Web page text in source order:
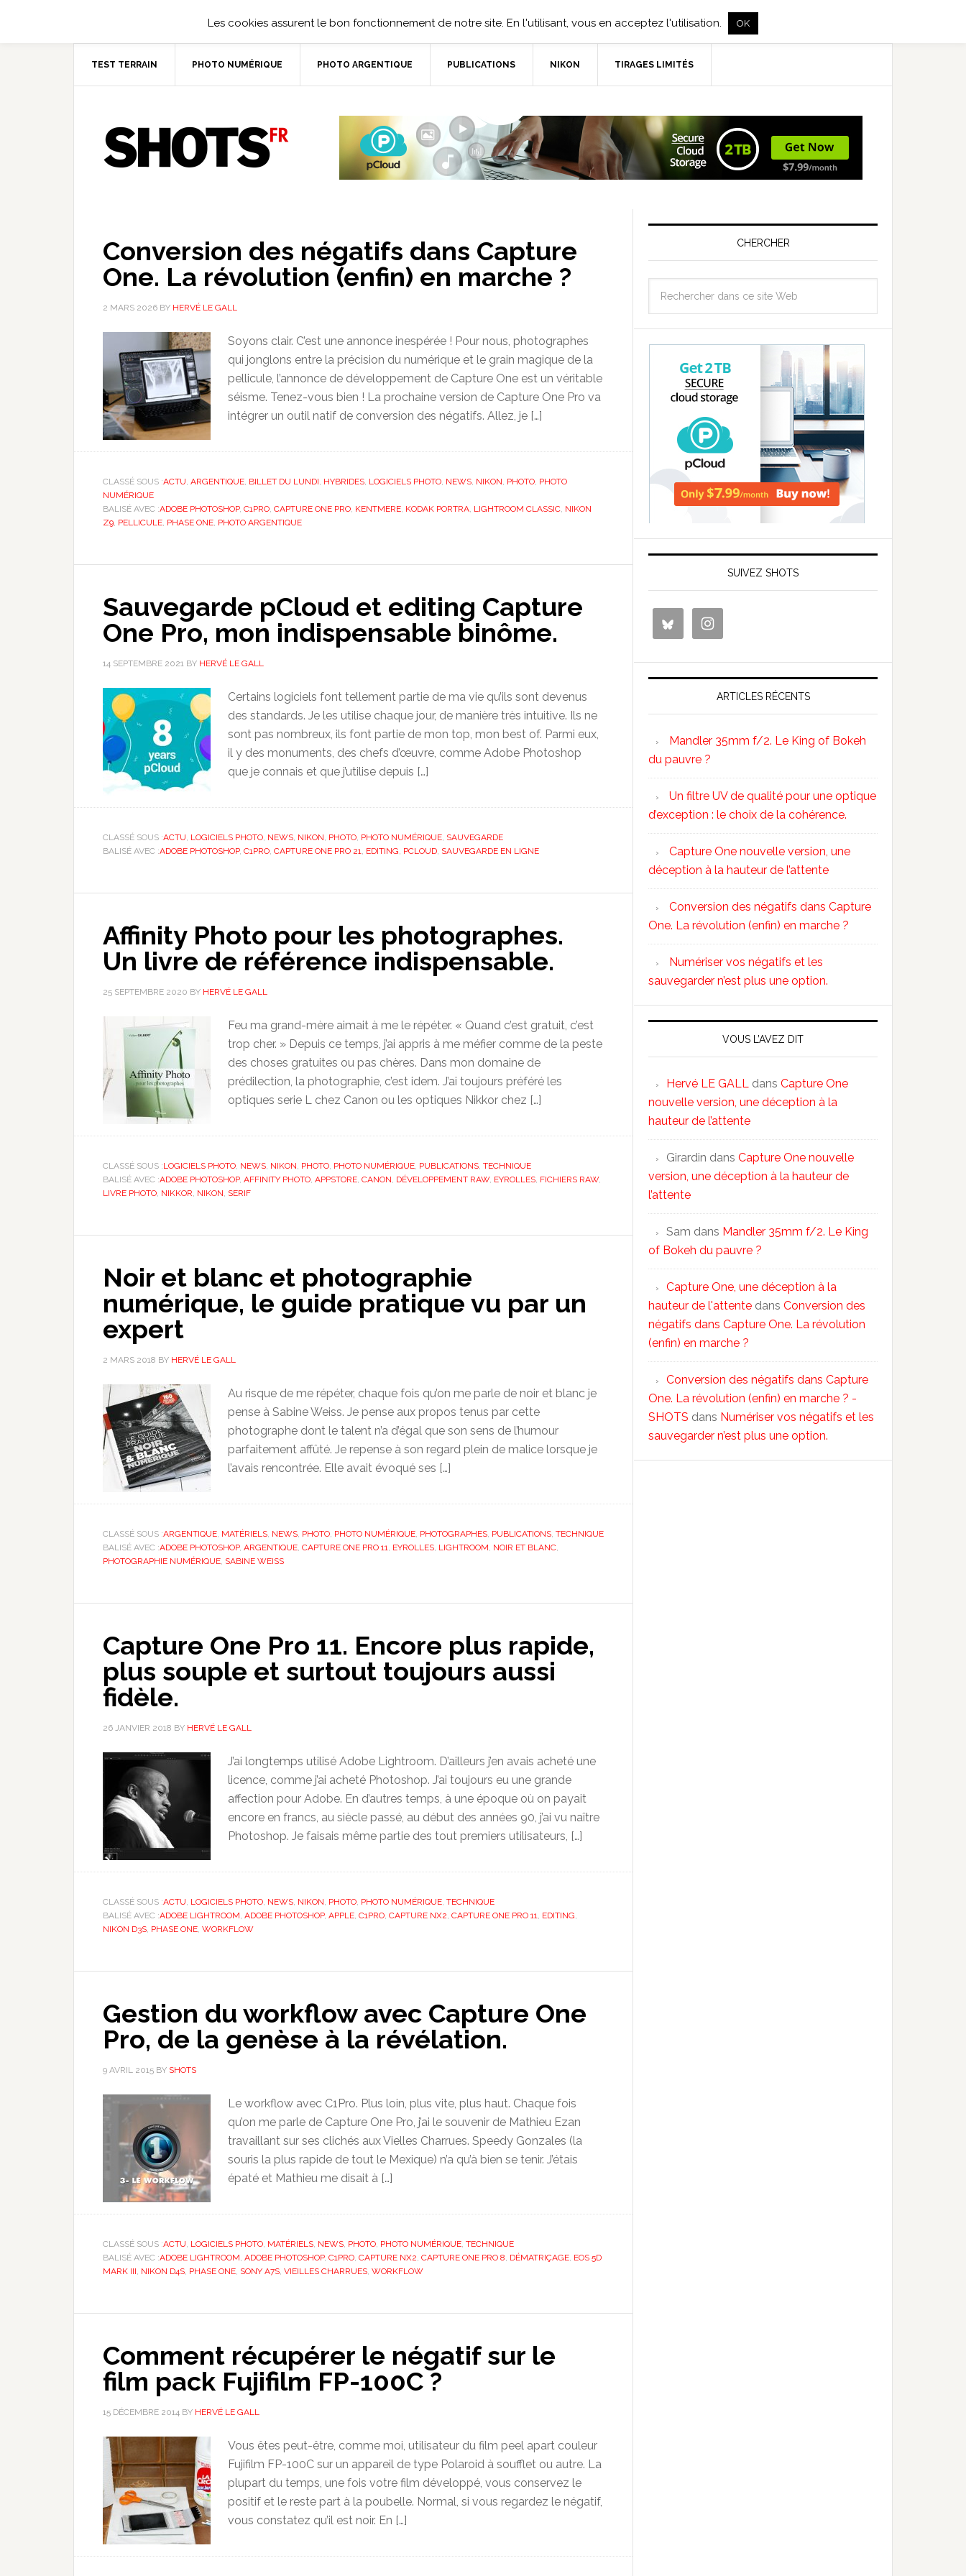
TEST TERRAIN PHOTO NUMÉRIQUE PHOTO ARGENTIQUE PUBLICATIONS NIKON TIRAGES LIMITÉS
Conversion des négatifs dans Capture
One. La révolution (enfin) en marche ?
2 MARS 2026 BY HERVÉ LE GALL
Soyons clair. C’est une annonce inespérée ! Pour nous, photographes
qui jonglons entre la précision du numérique et le grain magique de la
pellicule, l’annonce de développement de Capture One est un véritable
séisme. Tenez-vous bien ! La prochaine version de Capture One Pro va
intégrer un outil natif de conversion des négatifs. Allez, je […]
CLASSÉ SOUS :ACTU, ARGENTIQUE, BILLET DU LUNDI, HYBRIDES, LOGICIELS PHOTO, NEWS, NIKON, PHOTO, PHOTO
NUMÉRIQUE
BALISÉ AVEC :ADOBE PHOTOSHOP, C1PRO, CAPTURE ONE PRO, KENTMERE, KODAK PORTRA, LIGHTROOM CLASSIC, NIKON
Z9, PELLICULE, PHASE ONE, PHOTO ARGENTIQUE
Sauvegarde pCloud et editing Capture
One Pro, mon indispensable binôme.
14 SEPTEMBRE 2021 BY HERVÉ LE GALL
Certains logiciels font tellement partie de ma vie qu’ils sont devenus
des standards. Je les utilise chaque jour, de manière très intuitive. Ils ne
sont pas nombreux, ils font partie de mon top, mon best of. Parmi eux,
il y des monuments, des chefs d’œuvre, comme Adobe Photoshop
que je connais et que j’utilise depuis […]
CLASSÉ SOUS :ACTU, LOGICIELS PHOTO, NEWS, NIKON, PHOTO, PHOTO NUMÉRIQUE, SAUVEGARDE
BALISÉ AVEC :ADOBE PHOTOSHOP, C1PRO, CAPTURE ONE PRO 21, EDITING, PCLOUD, SAUVEGARDE EN LIGNE
Affinity Photo pour les photographes.
Un livre de référence indispensable.
25 SEPTEMBRE 2020 BY HERVÉ LE GALL
Feu ma grand-mère aimait à me le répéter. « Quand c’est gratuit, c’est
trop cher. » Depuis ce temps, j’ai appris à me méfier comme de la peste
des choses gratuites ou pas chères. Dans mon domaine de
prédilection, la photographie, c’est idem. J’ai toujours préféré les
optiques serie L chez Canon ou les optiques Nikkor chez […]
CLASSÉ SOUS :LOGICIELS PHOTO, NEWS, NIKON, PHOTO, PHOTO NUMÉRIQUE, PUBLICATIONS, TECHNIQUE
BALISÉ AVEC :ADOBE PHOTOSHOP, AFFINITY PHOTO, APPSTORE, CANON, DÉVELOPPEMENT RAW, EYROLLES, FICHIERS RAW,
LIVRE PHOTO, NIKKOR, NIKON, SERIF
Noir et blanc et photographie
numérique, le guide pratique vu par un
expert
2 MARS 2018 BY HERVÉ LE GALL
Au risque de me répéter, chaque fois qu’on me parle de noir et blanc je
pense à Sabine Weiss. Je pense aux propos tenus par cette
photographe dont le talent n’a d’égal que son sens de l’humour
parfaitement affûté. Je repense à son regard plein de malice lorsque je
l’avais rencontrée. Elle avait évoqué ses […]
CLASSÉ SOUS :ARGENTIQUE, MATÉRIELS, NEWS, PHOTO, PHOTO NUMÉRIQUE, PHOTOGRAPHES, PUBLICATIONS, TECHNIQUE
BALISÉ AVEC :ADOBE PHOTOSHOP, ARGENTIQUE, CAPTURE ONE PRO 11, EYROLLES, LIGHTROOM, NOIR ET BLANC,
PHOTOGRAPHIE NUMÉRIQUE, SABINE WEISS
Capture One Pro 11. Encore plus rapide,
plus souple et surtout toujours aussi
fidèle.
26 JANVIER 2018 BY HERVÉ LE GALL
J’ai longtemps utilisé Adobe Lightroom. D’ailleurs j’en avais acheté une
licence, comme j’ai acheté Photoshop. J’ai toujours eu une grande
affection pour Adobe. En d’autres temps, à une époque où on payait
encore en francs, au siècle passé, au début des années 90, j’ai vu naître
Photoshop. Je faisais même partie des tout premiers utilisateurs, […]
CLASSÉ SOUS :ACTU, LOGICIELS PHOTO, NEWS, NIKON, PHOTO, PHOTO NUMÉRIQUE, TECHNIQUE
BALISÉ AVEC :ADOBE LIGHTROOM, ADOBE PHOTOSHOP, APPLE, C1PRO, CAPTURE NX2, CAPTURE ONE PRO 11, EDITING,
NIKON D3S, PHASE ONE, WORKFLOW
Gestion du workflow avec Capture One
Pro, de la genèse à la révélation.
9 AVRIL 2015 BY SHOTS
Le workflow avec C1Pro. Plus loin, plus vite, plus haut. Chaque fois
qu’on me parle de Capture One Pro, j’ai le souvenir de Mathieu Ezan
travaillant sur ses clichés aux Vielles Charrues. Speedy Gonzales (la
souris la plus rapide de tout le Mexique) n’a qu’à bien se tenir. J’étais
épaté et Mathieu me disait à […]
CLASSÉ SOUS :ACTU, LOGICIELS PHOTO, MATÉRIELS, NEWS, PHOTO, PHOTO NUMÉRIQUE, TECHNIQUE
BALISÉ AVEC :ADOBE LIGHTROOM, ADOBE PHOTOSHOP, C1PRO, CAPTURE NX2, CAPTURE ONE PRO 8, DÉMATRIÇAGE, EOS 5D
MARK III, NIKON D4S, PHASE ONE, SONY A7S, VIEILLES CHARRUES, WORKFLOW
Comment récupérer le négatif sur le
film pack Fujifilm FP-100C ?
15 DÉCEMBRE 2014 BY HERVÉ LE GALL
Vous êtes peut-être, comme moi, utilisateur du film peel apart couleur
Fujifilm FP-100C sur un appareil de type Polaroid à soufflet ou autre. La
plupart du temps, une fois votre film développé, vous conservez le
positif et le reste part à la poubelle. Normal, si vous regardez le négatif,
vous constatez qu’il est noir. En […]
CHERCHER
SUIVEZ SHOTS
ARTICLES RÉCENTS
Mandler 35mm f/2. Le King of Bokeh
du pauvre ?
Un filtre UV de qualité pour une optique
d’exception : le choix de la cohérence.
Capture One nouvelle version, une
déception à la hauteur de l’attente
Conversion des négatifs dans Capture
One. La révolution (enfin) en marche ?
Numériser vos négatifs et les
sauvegarder n’est plus une option.
VOUS L’AVEZ DIT
Hervé LE GALL dans Capture One
nouvelle version, une déception à la
hauteur de l’attente
Girardin dans Capture One nouvelle
version, une déception à la hauteur de
l’attente
Sam dans Mandler 35mm f/2. Le King
of Bokeh du pauvre ?
Capture One, une déception à la
hauteur de l'attente dans Conversion des
négatifs dans Capture One. La révolution
(enfin) en marche ?
Conversion des négatifs dans Capture
One. La révolution (enfin) en marche ? -
SHOTS dans Numériser vos négatifs et les
sauvegarder n’est plus une option.
Les cookies assurent le bon fonctionnement de notre site. En l'utilisant, vous en acceptez l'utilisation. OK